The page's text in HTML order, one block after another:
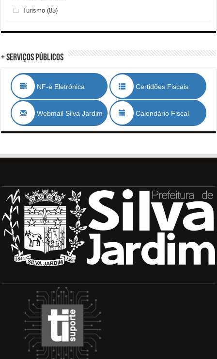
Turismo (85)
+ Serviços Públicos
NF-e Eletrónica Certidões Fiscais
Webmail Silva Jardim Calendário Fiscal